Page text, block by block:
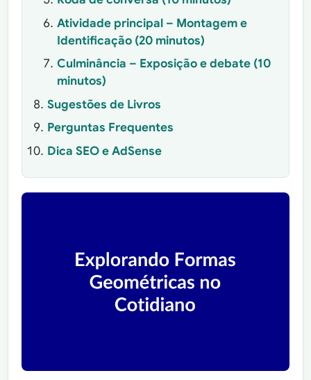
Atividade principal – Montagem e
Identificação (20 minutos)
Culminância – Exposição e debate (10
minutos)
Sugestões de Livros
Perguntas Frequentes
Dica SEO e AdSense